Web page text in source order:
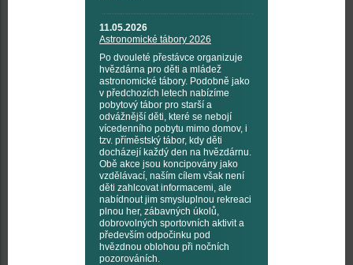
11.05.2026
Astronomické tábory 2026
Po dvouleté přestávce organizuje
hvězdárna pro děti a mládež
astronomické tábory. Podobně jako
v předchozích letech nabízíme
pobytový tábor pro starší a
odvážnější děti, které se nebojí
vícedenního pobytu mimo domov, i
tzv. příměstský tábor, kdy děti
docházejí každý den na hvězdárnu.
Obě akce jsou koncipovány jako
vzdělávací, naším cílem však není
děti zahlcovat informacemi, ale
nabídnout jim smysluplnou rekreaci
plnou her, zábavných úkolů,
dobrovolných sportovních aktivit a
především odpočinku pod
hvězdnou oblohou při nočních
pozorováních.